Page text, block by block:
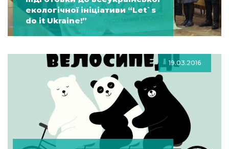
екологічної ініціативи “Let`s
do it Ukraine!”
19.03.2016